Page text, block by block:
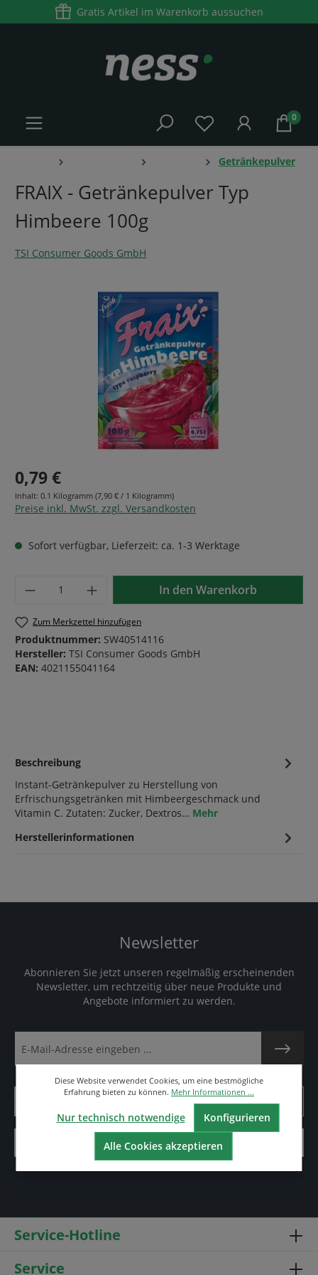
springen Gratis Artikel im Warenkorb aussuchen
0
Getränkepulver
FRAIX - Getränkepulver Typ
Himbeere 100g
TSI Consumer Goods GmbH
Bildergalerie überspringen
0,79 €
Inhalt: 0.1 Kilogramm (7,90 € / 1 Kilogramm)
Preise inkl. MwSt. zzgl. Versandkosten
Sofort verfügbar, Lieferzeit: ca. 1-3 Werktage
Produkt Anzahl: Gib den gewünschten
In den Warenkorb
Zum Merkzettel hinzufügen
Produktnummer: SW40514116
Hersteller: TSI Consumer Goods GmbH
EAN: 4021155041164
Beschreibung
Instant-Getränkepulver zu Herstellung von
Erfrischungsgetränken mit Himbeergeschmack und
Vitamin C. Zutaten: Zucker, Dextros… Mehr
Herstellerinformationen
Newsletter
Abonnieren Sie jetzt unseren regelmäßig erscheinenden
Newsletter, um rechtzeitig über neue Produkte und
Angebote informiert zu werden.
Service-Hotline
Service
Diese Website verwendet Cookies, um eine bestmögliche
Erfahrung bieten zu können. Mehr Informationen ...
Nur technisch notwendige Konfigurieren
Alle Cookies akzeptieren